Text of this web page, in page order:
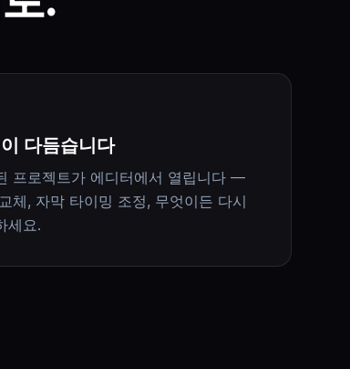
다듬습니다
프로젝트가 에디터에서 열립니다 —
체, 자막 타이밍 조정, 무엇이든 다시
세요.